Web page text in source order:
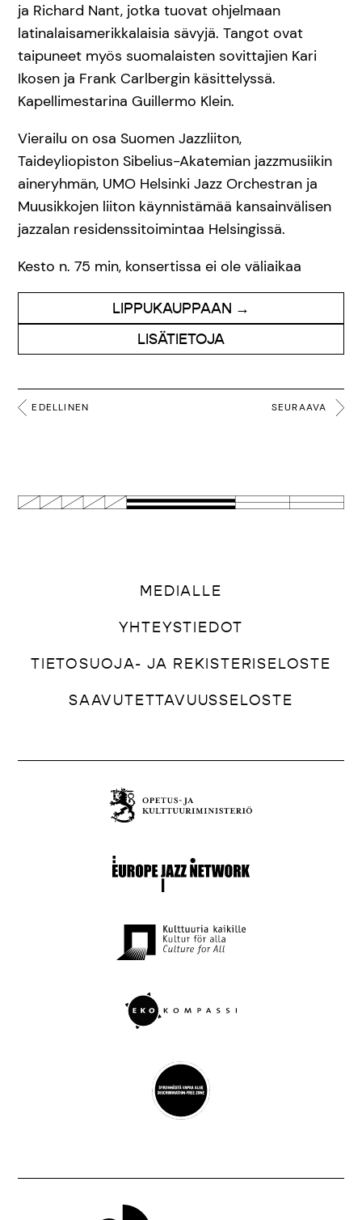
ja Richard Nant, jotka tuovat ohjelmaan
latinalaisamerikkalaisia sävyjä. Tangot ovat
taipuneet myös suomalaisten sovittajien Kari
Ikosen ja Frank Carlbergin käsittelyssä.
Kapellimestarina Guillermo Klein.
Vierailu on osa Suomen Jazzliiton,
Taideyliopiston Sibelius-Akatemian jazzmusiikin
aineryhmän, UMO Helsinki Jazz Orchestran ja
Muusikkojen liiton käynnistämää kansainvälisen
jazzalan residenssitoimintaa Helsingissä.
Kesto n. 75 min, konsertissa ei ole väliaikaa
LIPPUKAUPPAAN →
LISÄTIETOJA
EDELLINEN SEURAAVA
MEDIALLE
YHTEYSTIEDOT
TIETOSUOJA- JA REKISTERISELOSTE
SAAVUTETTAVUUSSELOSTE